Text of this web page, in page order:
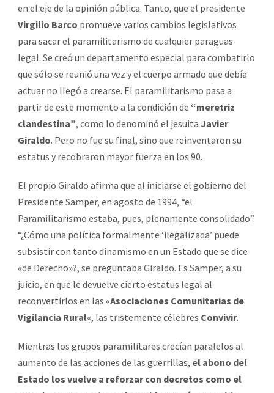
en el eje de la opinión pública. Tanto, que el presidente
Virgilio Barco promueve varios cambios legislativos
para sacar el paramilitarismo de cualquier paraguas
legal. Se creó un departamento especial para combatirlo
que sólo se reunió una vez y el cuerpo armado que debía
actuar no llegó a crearse. El paramilitarismo pasa a
partir de este momento a la condición de “meretriz
clandestina”, como lo denominó el jesuita Javier
Giraldo. Pero no fue su final, sino que reinventaron su
estatus y recobraron mayor fuerza en los 90.
El propio Giraldo afirma que al iniciarse el gobierno del
Presidente Samper, en agosto de 1994, “el
Paramilitarismo estaba, pues, plenamente consolidado”.
“¿Cómo una política formalmente ‘ilegalizada’ puede
subsistir con tanto dinamismo en un Estado que se dice
«de Derecho»?, se preguntaba Giraldo. Es Samper, a su
juicio, en que le devuelve cierto estatus legal al
reconvertirlos en las «Asociaciones Comunitarias de
Vigilancia Rural«, las tristemente célebres Convivir.
Mientras los grupos paramilitares crecían paralelos al
aumento de las acciones de las guerrillas, el abono del
Estado los vuelve a reforzar con decretos como el